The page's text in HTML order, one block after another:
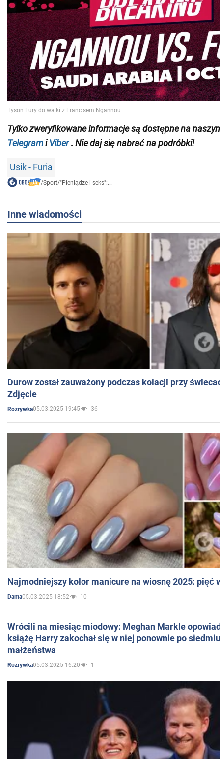
Tylkozweryfikowane informacje są dostępne na
TelegramiViber . Nie daj się nabrać na podróbki!
Usik - Furia
/Sport/"Pieniądze i seks":...
Inne wiadomości
Durow został zauważony podczas kolacji przy
Zdjęcie
Rozrywka05.03.2025 19:45 36
Najmodniejszy kolor manicure na wiosnę 2025: pięć
Dama05.03.2025 18:52 10
Wrócili na miesiąc miodowy: Meghan Markle
książę Harry zakochał się w niej ponownie po
małżeństwa
Rozrywka05.03.2025 16:20 1